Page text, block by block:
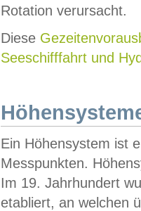
Rotation verursacht.
Diese
Seeschifffahrt und
Ein Höhensystem ist
Messpunkten.
Im 19. Jahrhundert
etabliert, an welchen